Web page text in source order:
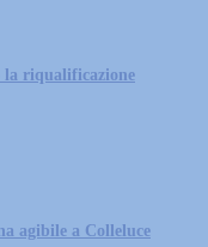
la riqualificazione
agibile a Colleluce